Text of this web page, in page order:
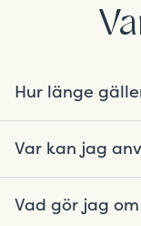
Hur länge
inköpsdatum
Var kan jag
och
Vad gör jag